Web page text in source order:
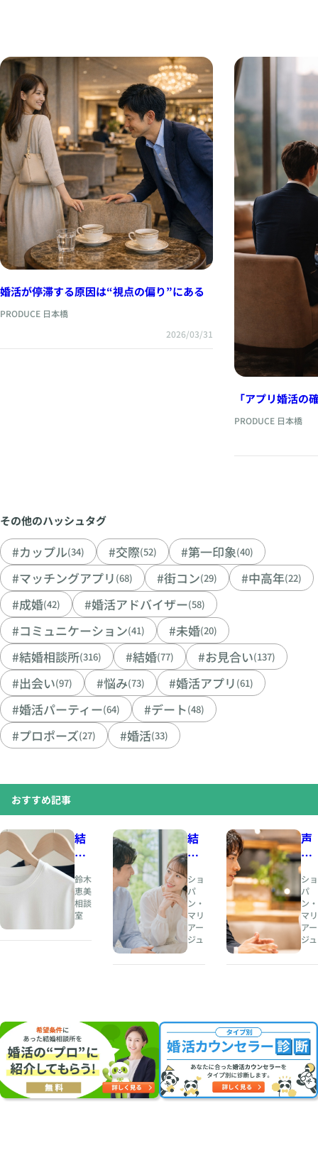
婚活が停滞する原因は“視点の偏り”にある
PRODUCE 日本橋
2026/03/31
「アプリ婚活の
PRODUCE 日本橋
その他のハッシュタグ
#カップル(34) #交際(52) #第一印象(40)
#マッチングアプリ (68) #街コン(29) #中高年(22)
#成婚(42) #婚活アドバイザー(58)
#コミュニケーション(41) #未婚(20)
#結婚相談所(316) #結婚(77) #お見合い(137)
#出会い(97) #悩み(73) #婚活アプリ (61)
#婚活パーティー(64) #デート(48)
#プロポーズ(27) #婚活(33)
おすすめ記事
結
婚
相
談
所
夏
お
見
合
い
に
鈴木
恵美
相談
室
結
婚
と
は
、
人
生
を
見
つ
け
る
ショ
パ
ン・
マリ
アー
ジュ
声
の
印
象
が
恋
愛
右
す
る
理
由
ショ
パ
ン・
マリ
アー
ジュ